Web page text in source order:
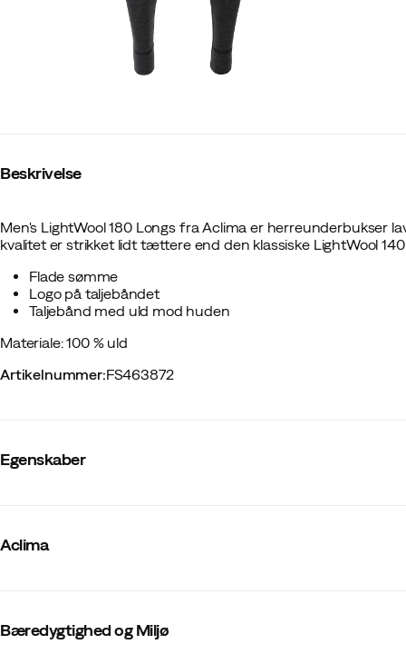
Beskrivelse
Men's LightWool 180 Longs fra Aclima er herreunderbukser
kvalitet er strikket lidt tættere end den klassiske LightWool 140
Flade sømme
Logo på taljebåndet
Taljebånd med uld mod huden
Materiale: 100 % uld
Artikelnummer:FS463872
Egenskaber
Leverandørens farvenavn
Materiale:Merinould
Aclima
Bæredygtighed og Miljø